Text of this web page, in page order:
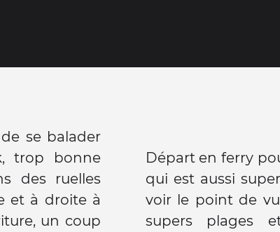
se balader
trop bonne
des ruelles
et à droite à
un coup
Départ en ferry
qui est aussi
voir le point de
supers plages